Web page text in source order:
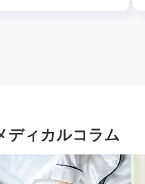
ディカルコラム